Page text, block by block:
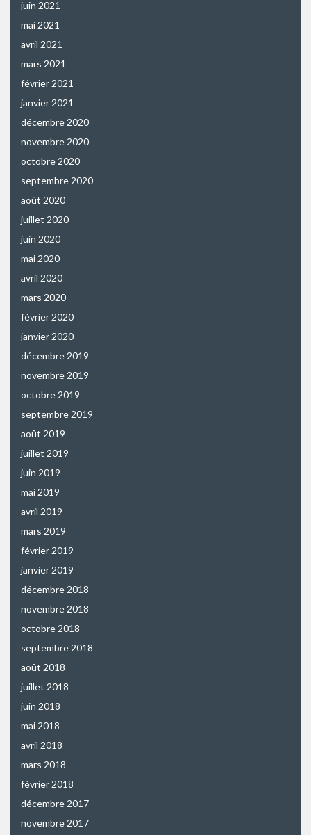
juin 2021
mai 2021
avril 2021
mars 2021
février 2021
janvier 2021
décembre 2020
novembre 2020
octobre 2020
septembre 2020
août 2020
juillet 2020
juin 2020
mai 2020
avril 2020
mars 2020
février 2020
janvier 2020
décembre 2019
novembre 2019
octobre 2019
septembre 2019
août 2019
juillet 2019
juin 2019
mai 2019
avril 2019
mars 2019
février 2019
janvier 2019
décembre 2018
novembre 2018
octobre 2018
septembre 2018
août 2018
juillet 2018
juin 2018
mai 2018
avril 2018
mars 2018
février 2018
décembre 2017
novembre 2017